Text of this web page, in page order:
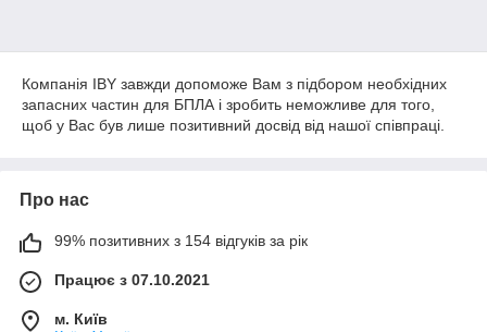
Компанія IBY завжди допоможе Вам з підбором необхідних
запасних частин для БПЛА і зробить неможливе для того,
щоб у Вас був лише позитивний досвід від нашої співпраці.
Про нас
99% позитивних з 154 відгуків за рік
Працює з 07.10.2021
м. Київ